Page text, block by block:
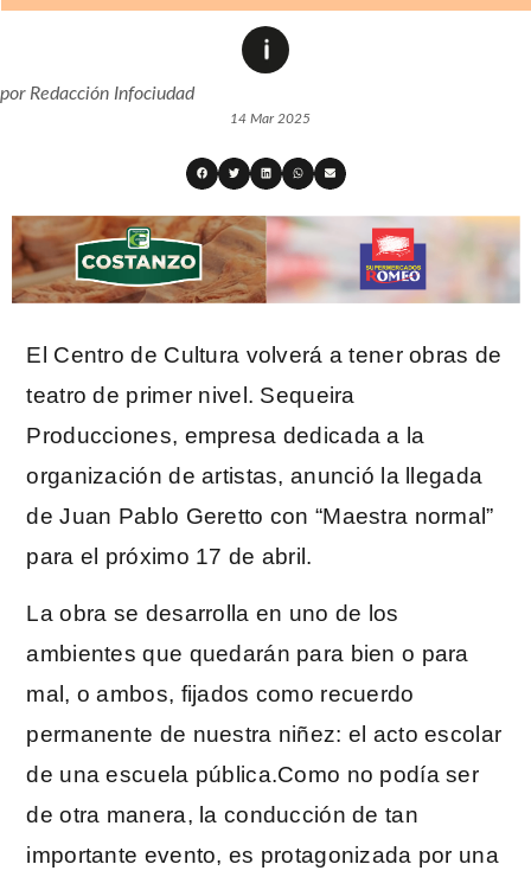
porRedacción Infociudad
14 Mar 2025
El Centro de Cultura volverá a tener obras de
teatro de primer nivel. Sequeira
Producciones, empresa dedicada a la
organización de artistas, anunció la llegada
de Juan Pablo Geretto con “Maestra normal”
para el próximo 17 de abril.
La obra se desarrolla en uno de los
ambientes que quedarán para bien o para
mal, o ambos, fijados como recuerdo
permanente de nuestra niñez: el acto escolar
de una escuela pública.Como no podía ser
de otra manera, la conducción de tan
importante evento, es protagonizada por una